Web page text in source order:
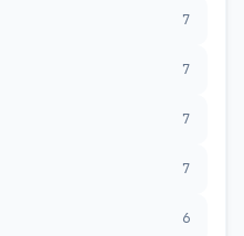
7
7
7
7
6